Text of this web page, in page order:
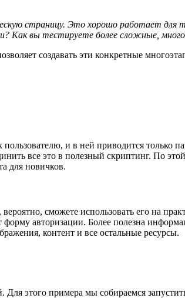
страницу. Это хорошо работает для
Как вы тестируете более сложные,
создавать эти конкретные
и в ней приводится только
все это в полезный скриптинг. По
для новичков.
сможете использовать его на
авторизации. Более полезна
контент и все остальные ресурсы.
этого примера мы собираемся